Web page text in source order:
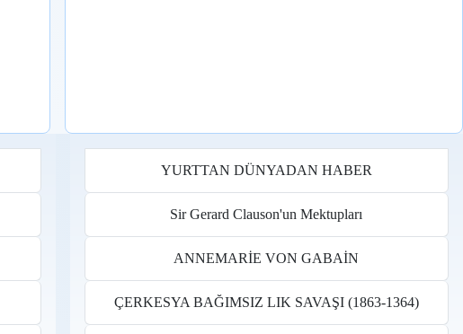
YURTTAN DÜNYADAN HABER
Sir Gerard Clauson'un Mektupları
ANNEMARİE VON GABAİN
ÇERKESYA BAĞIMSIZ LIK SAVAŞI (1863-1364)